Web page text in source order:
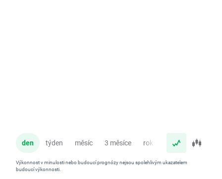
den týden měsíc 3 měsíce rok
Výkonnost v minulosti nebo budoucí prognózy nejsou spolehlivým ukazatelem
budoucí výkonnosti.